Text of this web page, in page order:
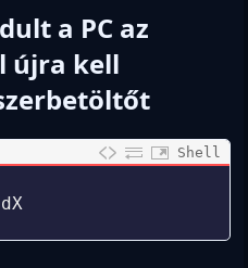
a PC az
újra kell
Shell